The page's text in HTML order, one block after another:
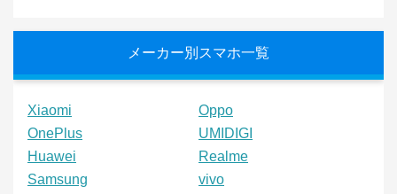
メーカー別スマホ一覧
Xiaomi
Oppo
OnePlus
UMIDIGI
Huawei
Realme
Samsung
vivo